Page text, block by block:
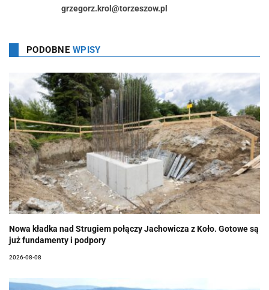
grzegorz.krol@torzeszow.pl
PODOBNE WPISY
Nowa kładka nad Strugiem połączy Jachowicza z Koło. Gotowe są
już fundamenty i podpory
2026-08-08